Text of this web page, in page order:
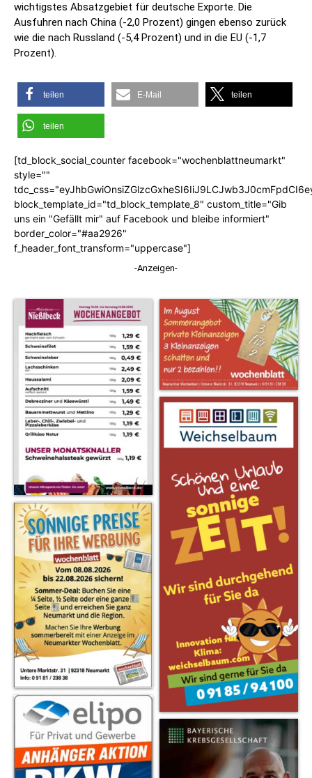
wichtigstes Absatzgebiet für deutsche Exporte. Die
Ausfuhren nach China (-2,0 Prozent) gingen ebenso zurück
wie die nach Russland (-5,4 Prozent) und in die EU (-1,7
Prozent).
teilen E-Mail teilen
teilen
[td_block_social_counter facebook="wochenblattneumarkt"
style=""
block_template_id="td_block_template_8" custom_title="Gib
uns ein "Gefällt mir" auf Facebook und bleibe informiert"
border_color="#aa2926"
f_header_font_transform="uppercase"]
-Anzeigen-